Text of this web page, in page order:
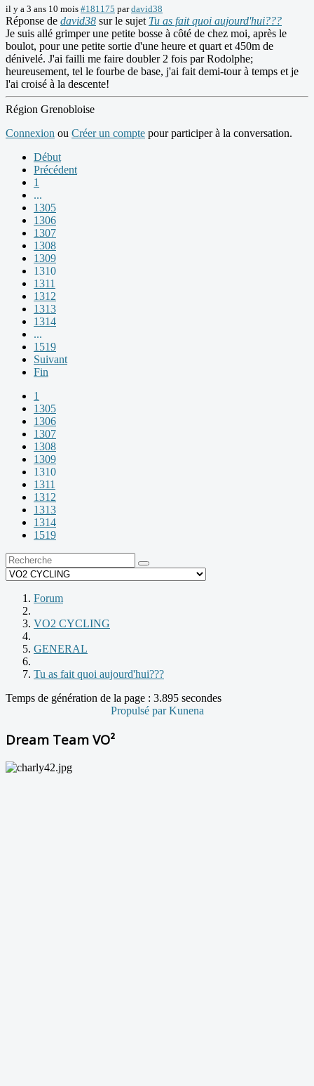
il y a 3 ans 10 mois #181175 pardavid38
Réponse de david38 sur le sujet Tu as fait quoi aujourd'hui???
Je suis allé grimper une petite bosse à côté de chez moi, après le
boulot, pour une petite sortie d'une heure et quart et 450m de
dénivelé. J'ai failli me faire doubler 2 fois par Rodolphe;
heureusement, tel le fourbe de base, j'ai fait demi-tour à temps et je
l'ai croisé à la descente!
Région Grenobloise
Connexion ou Créer un compte pour participer à la conversation.
Début
Précédent
1
...
1305
1306
1307
1308
1309
1310
1311
1312
1313
1314
...
1519
Suivant
Fin
1
1305
1306
1307
1308
1309
1310
1311
1312
1313
1314
1519
Forum
VO2 CYCLING
GENERAL
Tu as fait quoi aujourd'hui???
Temps de génération de la page : 3.895 secondes
Propulsé parKunena
Dream Team VO²